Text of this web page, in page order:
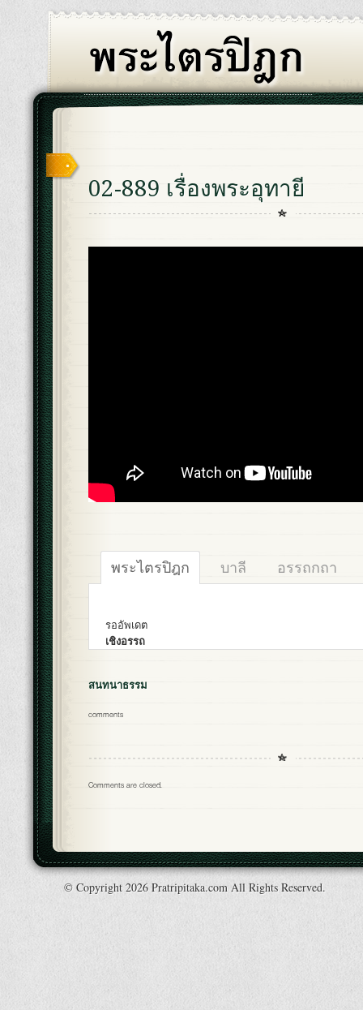
02-889 เรื่องพระอุทายี
พระไตรปิฎก บาลี อรรถกถา
รออัพเดต
เชิงอรรถ
สนทนาธรรม
comments
Comments are closed.
© Copyright 2026 Pratripitaka.com All Rights Reserved.